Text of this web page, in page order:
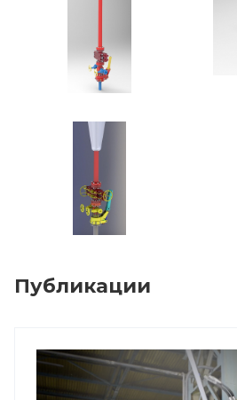
Публикации